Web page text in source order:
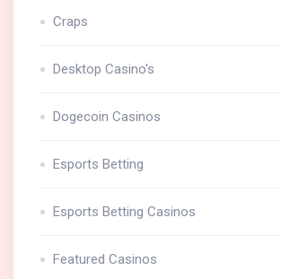
Craps
Desktop Casino's
Dogecoin Casinos
Esports Betting
Esports Betting Casinos
Featured Casinos